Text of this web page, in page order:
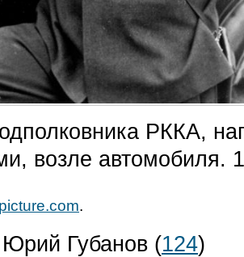
РККА,
возле автомобиля.
.
Губанов (124)